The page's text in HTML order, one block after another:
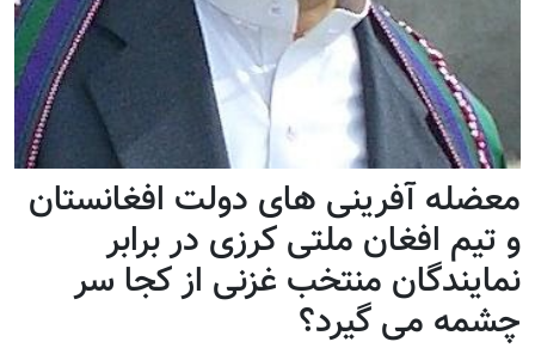
معضله آفرینی های دولت افغانستان
و تیم افغان ملتی کرزی در برابر
نمایندگان منتخب غزنی از کجا سر
چشمه می گیرد؟